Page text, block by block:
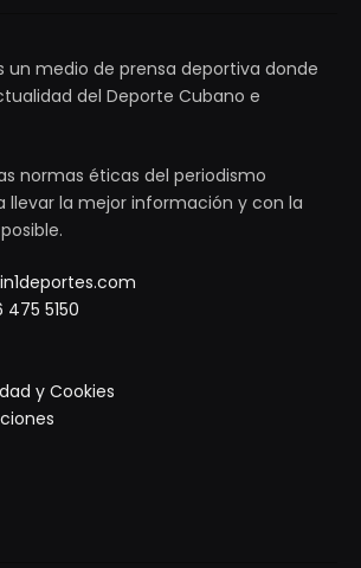
un medio de prensa deportiva donde
del Deporte Cubano e
normas éticas del periodismo
llevar la mejor información y con la
475 5150
y Cookies